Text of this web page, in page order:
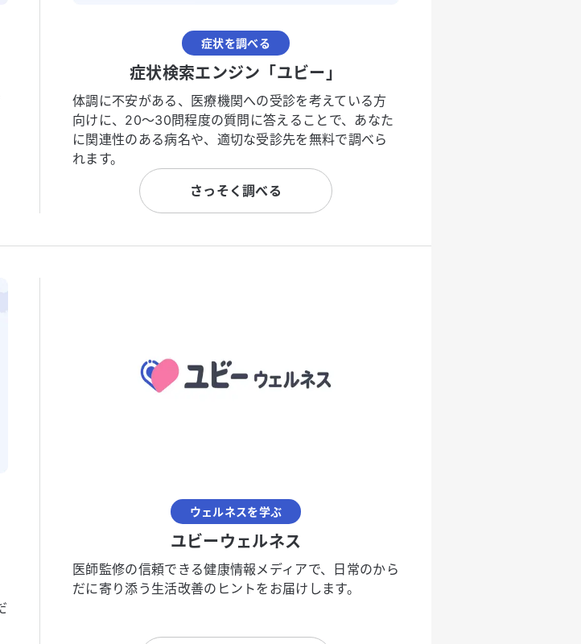
症状を調べる
症状検索エンジン「ユビー」
体調に不安がある、医療機関への受診を考えている方
向けに、20〜30問程度の質問に答えることで、あなた
に関連性のある病名や、適切な受診先を無料で調べら
れます。
さっそく調べる
ウェルネスを学ぶ
ユビーウェルネス
医師監修の信頼できる健康情報メディアで、日常のから
だに寄り添う生活改善のヒントをお届けします。